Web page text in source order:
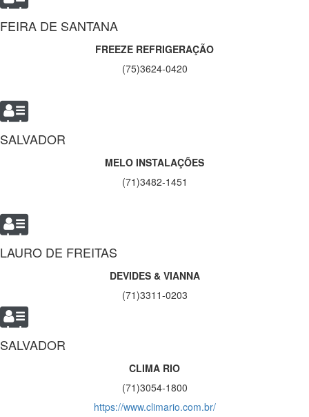
FEIRA DE SANTANA
FREEZE REFRIGERAÇÃO
(75)3624-0420
SALVADOR
MELO INSTALAÇÕES
(71)3482-1451
LAURO DE FREITAS
DEVIDES & VIANNA
(71)3311-0203
SALVADOR
CLIMA RIO
(71)3054-1800
https://www.climario.com.br/